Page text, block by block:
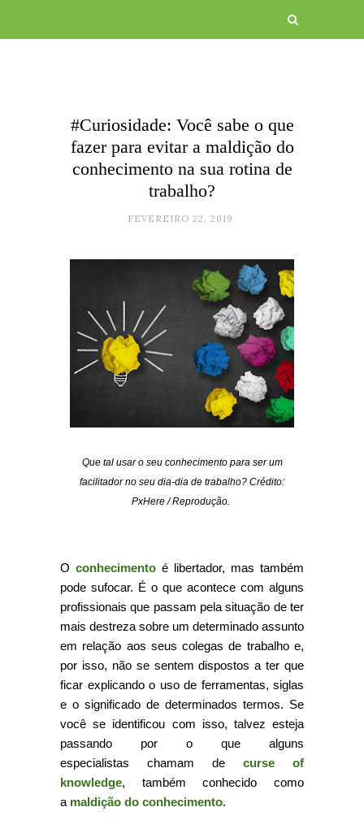
#Curiosidade: Você sabe o que
fazer para evitar a maldição do
conhecimento na sua rotina de
trabalho?
FEVEREIRO 22, 2019
Que tal usar o seu conhecimento para ser um
facilitador no seu dia-dia de trabalho? Crédito:
PxHere / Reprodução.
O conhecimento é libertador, mas também
pode sufocar. É o que acontece com alguns
profissionais que passam pela situação de ter
mais destreza sobre um determinado assunto
em relação aos seus colegas de trabalho e,
por isso, não se sentem dispostos a ter que
ficar explicando o uso de ferramentas, siglas
e o significado de determinados termos. Se
você se identificou com isso, talvez esteja
passando por o que alguns
especialistas chamam de curse of
knowledge, também conhecido como
a maldição do conhecimento.